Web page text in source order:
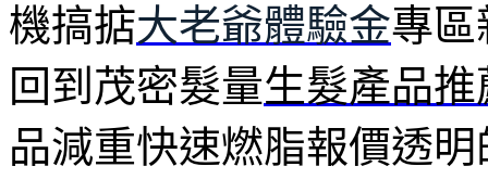
機搞掂大老爺體驗金專區
回到茂密髮量生髮產品推
品減重快速燃脂報價透明